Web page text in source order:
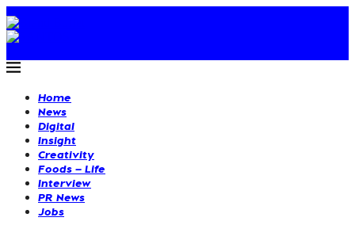
Home
News
Digital
Insight
Creativity
Foods – Life
Interview
PR News
Jobs